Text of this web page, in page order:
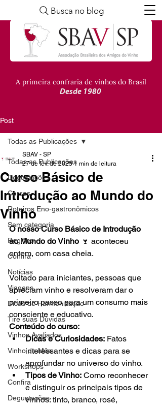
A primeira confraria de vinhos do Brasil
Desde 1980
Busca no blog
Post
Todas as Publicações
Degustações
Cursos
Roteiros Eno-gastronômicos
Sem categoria
Regiões
Confira
Notícias
Viagens
Dicas de Harmonização
Tire suas Dúvidas
Vinhos Avaliados
Vinho do Mês
Workshops
Confira
Degustações
Todas as Publicações
Curso Básico de
Introdução ao Mundo do
Vinho
SBAV - SP
27 de fev. de 2025 1 min de leitura
O nosso Curso Básico de Introdução
ao Mundo do Vinho 🍷 aconteceu
ontem, com casa cheia.
Voltado para iniciantes, pessoas que
apreciam vinho e resolveram dar o
primeiro passo para um consumo mais
consciente e educativo.
Conteúdo do curso:
Dicas e Curiosidades: Fatos
interessantes e dicas para se
aprofundar no universo do vinho.
Tipos de Vinho: Como reconhecer
e distinguir os principais tipos de
vinhos: tinto, branco, rosé,